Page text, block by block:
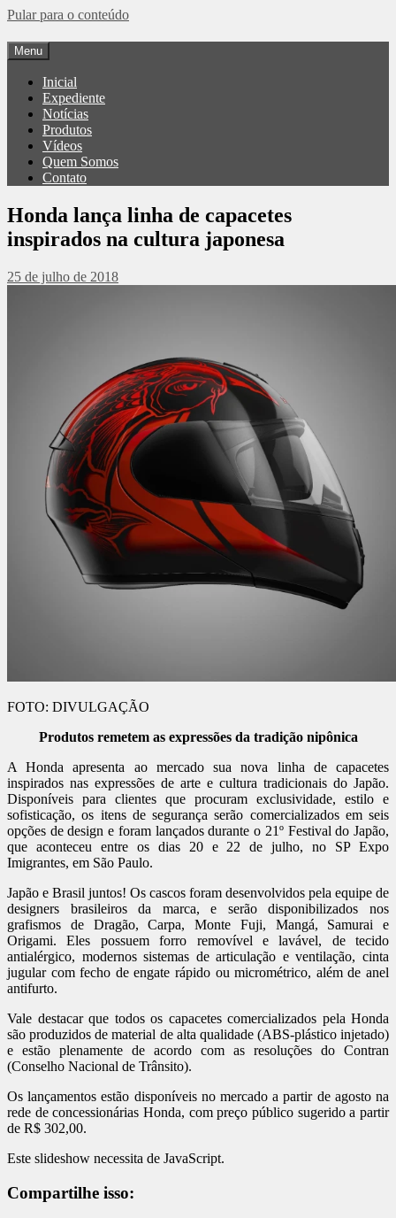
Pular para o conteúdo
Menu
Inicial
Expediente
Notícias
Produtos
Vídeos
Quem Somos
Contato
Honda lança linha de capacetes
inspirados na cultura japonesa
25 de julho de 2018
FOTO: DIVULGAÇÃO
Produtos remetem as expressões da tradição nipônica
A Honda apresenta ao mercado sua nova linha de capacetes
inspirados nas expressões de arte e cultura tradicionais do Japão.
Disponíveis para clientes que procuram exclusividade, estilo e
sofisticação, os itens de segurança serão comercializados em seis
opções de design e foram lançados durante o 21º Festival do Japão,
que aconteceu entre os dias 20 e 22 de julho, no SP Expo
Imigrantes, em São Paulo.
Japão e Brasil juntos! Os cascos foram desenvolvidos pela equipe de
designers brasileiros da marca, e serão disponibilizados nos
grafismos de Dragão, Carpa, Monte Fuji, Mangá, Samurai e
Origami. Eles possuem forro removível e lavável, de tecido
antialérgico, modernos sistemas de articulação e ventilação, cinta
jugular com fecho de engate rápido ou micrométrico, além de anel
antifurto.
Vale destacar que todos os capacetes comercializados pela Honda
são produzidos de material de alta qualidade (ABS-plástico injetado)
e estão plenamente de acordo com as resoluções do Contran
(Conselho Nacional de Trânsito).
Os lançamentos estão disponíveis no mercado a partir de agosto na
rede de concessionárias Honda, com preço público sugerido a partir
de R$ 302,00.
Este slideshow necessita de JavaScript.
Compartilhe isso: